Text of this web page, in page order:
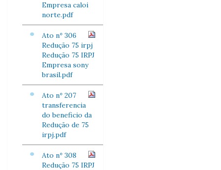
Empresa caloi
norte.pdf
Ato nº 306
Redução 75 irpj
Redução 75 IRPJ
Empresa sony
brasil.pdf
Ato nº 207
transferencia
do beneficio da
Redução de 75
irpj.pdf
Ato nº 308
Redução 75 IRPJ